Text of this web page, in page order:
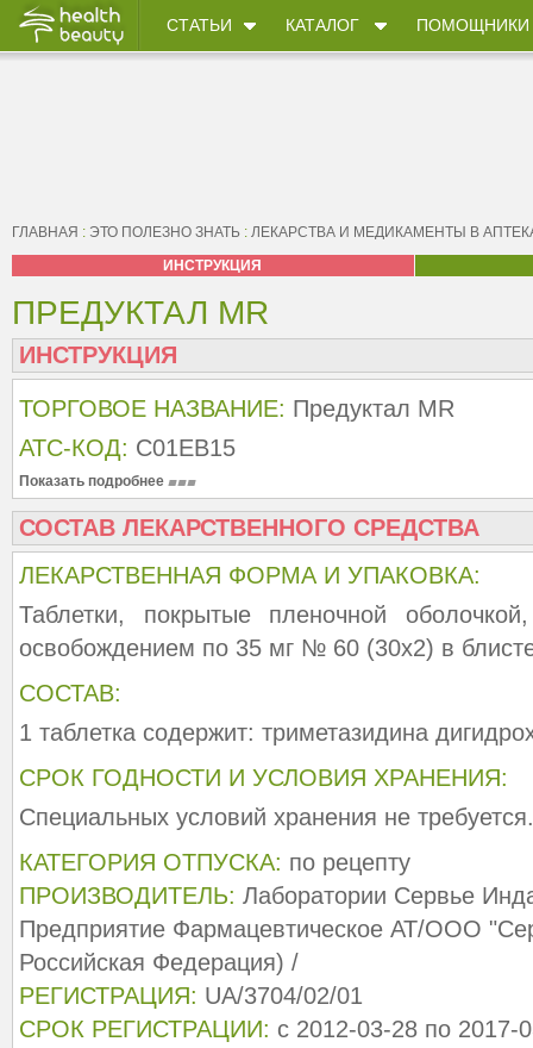
СТАТЬИ КАТАЛОГ ПОМОЩНИКИ
ГЛАВНАЯ : ЭТО ПОЛЕЗНО ЗНАТЬ : ЛЕКАРСТВА И МЕДИКАМЕНТЫ В
ИНСТРУКЦИЯ
ПРЕДУКТАЛ MR
ИНСТРУКЦИЯ
ТОРГОВОЕ НАЗВАНИЕ: Предуктал MR
АТС-КОД: C01EB15
Показать подробнее
СОСТАВ ЛЕКАРСТВЕННОГО СРЕДСТВА
ЛЕКАРСТВЕННАЯ ФОРМА И УПАКОВКА:
Таблетки, покрытые пленочной
освобождением по 35 мг № 60 (30х2) в
СОСТАВ:
1 таблетка содержит: триметазидина
СРОК ГОДНОСТИ И УСЛОВИЯ ХРАНЕНИЯ:
Специальных условий хранения не
КАТЕГОРИЯ ОТПУСКА: по рецепту
ПРОИЗВОДИТЕЛЬ: Лаборатории Сервье
Предприятие Фармацевтическое АТ/ООО
Российская Федерация) /
РЕГИСТРАЦИЯ: UA/3704/02/01
СРОК РЕГИСТРАЦИИ: с 2012-03-28 по 2017-